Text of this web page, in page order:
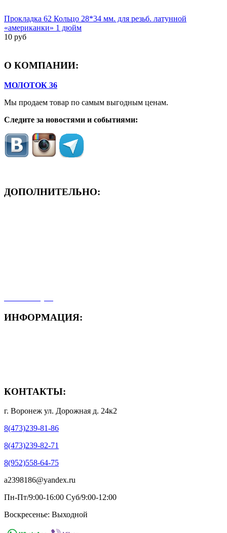
Прокладка 62 Кольцо 28*34 мм. для резьб. латунной
«американки» 1 дюйм
10 руб
О КОМПАНИИ:
МОЛОТОК 36
Мы продаем товар по самым выгодным ценам.
Следите за новостями и событиями:
ДОПОЛНИТЕЛЬНО:
ИНФОРМАЦИЯ:
КОНТАКТЫ:
г. Воронеж ул. Дорожная д. 24к2
8(473)239-81-86
8(473)239-82-71
8(952)558-64-75
a2398186@yandex.ru
Пн-Пт/9:00-16:00 Суб/9:00-12:00
Воскресенье: Выходной